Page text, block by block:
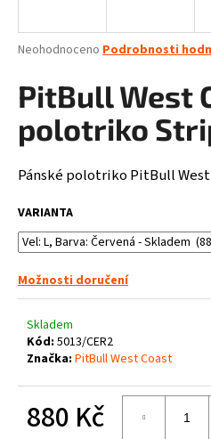
Průměrné
produktu
je
5
hvězdiček.
Neohodnoceno Podrobnosti
PitBull West
polotriko
Pánské polotriko PitBull
VARIANTA
Možnosti doručení
Skladem
Kód: 5013/CER2
Značka: PitBull West Coast
880 Kč
j
t
?
D
o
p
o
u
u